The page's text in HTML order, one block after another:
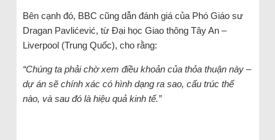
Bên cạnh đó, BBC cũng dẫn đánh giá của Phó Giáo sư
Dragan Pavlićević, từ Đại học Giao thông Tây An –
Liverpool (Trung Quốc), cho rằng:
“Chúng ta phải chờ xem điều khoản của thỏa thuận này –
dự án sẽ chính xác có hình dạng ra sao, cấu trúc thế
nào, và sau đó là hiệu quả kinh tế.”